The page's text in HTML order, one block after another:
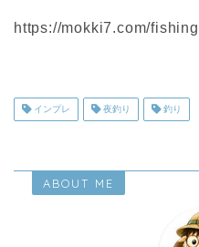
https://mokki7.com/
インプレ 夜釣り 釣り
ABOUT ME